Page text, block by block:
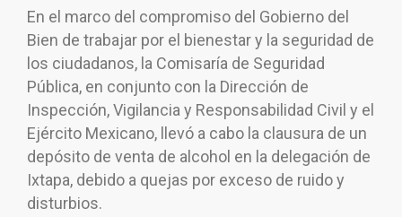
En el marco del compromiso del Gobierno del
Bien de trabajar por el bienestar y la seguridad de
los ciudadanos, la Comisaría de Seguridad
Pública, en conjunto con la Dirección de
Inspección, Vigilancia y Responsabilidad Civil y el
Ejército Mexicano, llevó a cabo la clausura de un
depósito de venta de alcohol en la delegación de
Ixtapa, debido a quejas por exceso de ruido y
disturbios.